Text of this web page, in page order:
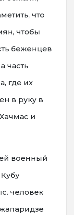
что
чтобы
беженцев
часть
где их
в руку в
и
военный
человек